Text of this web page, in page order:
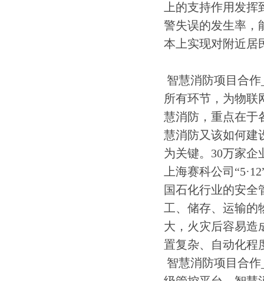
上的支持作用发
警失误的发生率，
本上实现对附近居
智慧消防项目合作
所有环节，为物联
慧消防，重点在于
慧消防又该如何建
为关键。30万家企
上海赛科公司
国石化行业的安全
工、储存、运输的
大，火灾后容易造
置复杂、自动化程
智慧消防项目合